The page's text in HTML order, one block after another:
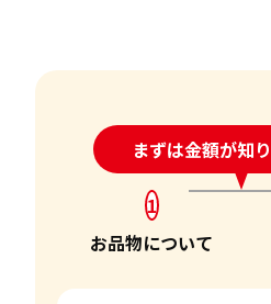
まずは金額が知
24時間受付中!問い
1
お品物について